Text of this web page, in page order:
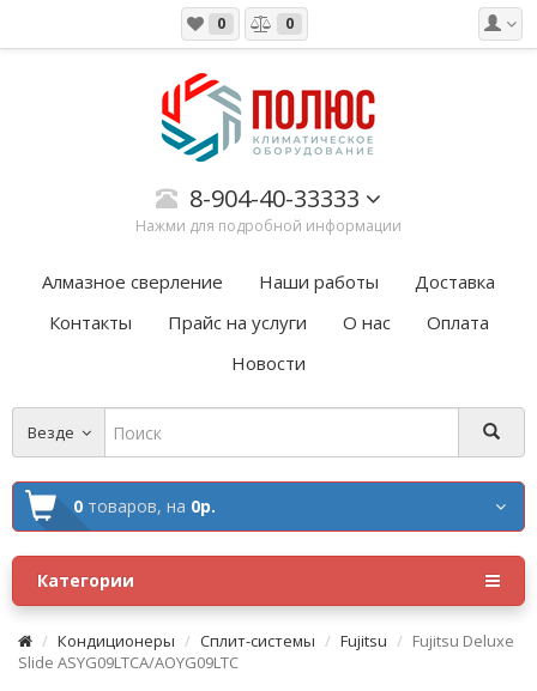
0 0
8-904-40-33333
Нажми для подробной информации
Алмазное сверление Наши работы
Доставка
Контакты
Прайс на услуги О нас
Оплата
Новости
Везде
0 товаров, на 0р.
Категории
Кондиционеры Сплит-системы Fujitsu
Fujitsu Deluxe
Slide ASYG09LTCA/AOYG09LTC